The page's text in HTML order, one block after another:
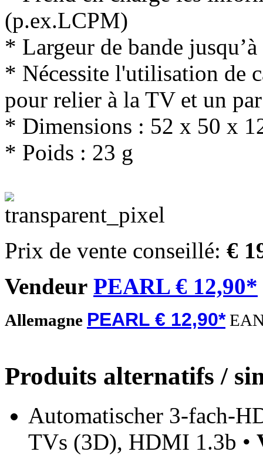
(p.ex.LCPM)
* Largeur de bande
* Nécessite l'utilisation de
pour relier à la TV et un
* Dimensions : 52 x 50 x
* Poids : 23 g
Prix de vente conseillé: €
Vendeur PEARL € 12,90*
Allemagne PEARL € 12,90*
Produits alternatifs /
Automatischer 3-fach-
TVs (3D), HDMI 1.3b •